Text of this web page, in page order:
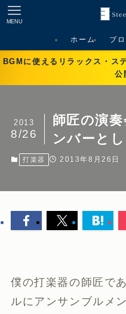
MENU
ホーム ブ
BGMに使えるリラックス・
公
師匠の演
ンバーと
2013
8/26
打楽器 2013年8月26日
僕の打楽器の師匠で
ルにアンサンブルメ